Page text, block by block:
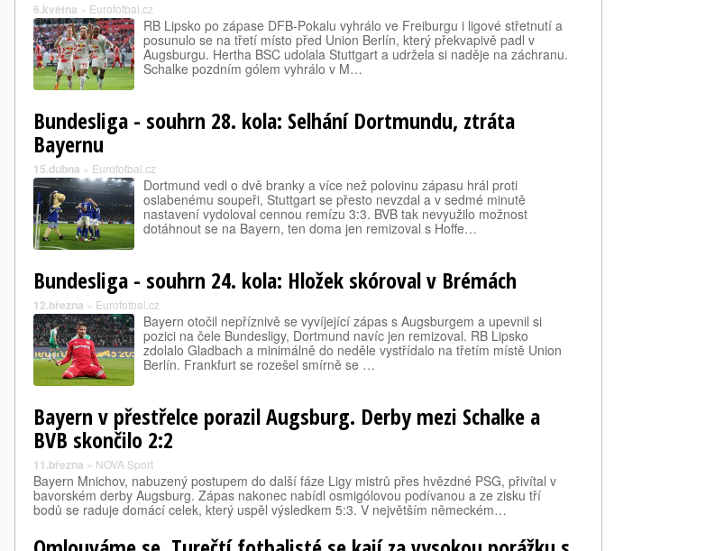
6.května » Eurofotbal.cz
RB Lipsko po zápase DFB-Pokalu vyhrálo ve Freiburgu i ligové střetnutí a
posunulo se na třetí místo před Union Berlín, který překvapivě padl v
Augsburgu. Hertha BSC udolala Stuttgart a udržela si naděje na záchranu.
Schalke pozdním gólem vyhrálo v M…
Bundesliga - souhrn 28. kola: Selhání Dortmundu, ztráta
Bayernu
15.dubna » Eurofotbal.cz
Dortmund vedl o dvě branky a více než polovinu zápasu hrál proti
oslabenému soupeři, Stuttgart se přesto nevzdal a v sedmé minutě
nastavení vydoloval cennou remízu 3:3. BVB tak nevyužilo možnost
dotáhnout se na Bayern, ten doma jen remizoval s Hoffe…
Bundesliga - souhrn 24. kola: Hložek skóroval v Brémách
12.března » Eurofotbal.cz
Bayern otočil nepříznivě se vyvíjející zápas s Augsburgem a upevnil si
pozici na čele Bundesligy, Dortmund navíc jen remizoval. RB Lipsko
zdolalo Gladbach a minimálně do neděle vystřídalo na třetím místě Union
Berlín. Frankfurt se rozešel smírně se …
Bayern v přestřelce porazil Augsburg. Derby mezi Schalke a
BVB skončilo 2:2
11.března » NOVA Sport
Bayern Mnichov, nabuzený postupem do další fáze Ligy mistrů přes hvězdné PSG, přivítal v
bavorském derby Augsburg. Zápas nakonec nabídl osmigólovou podívanou a ze zisku tří
bodů se raduje domácí celek, který uspěl výsledkem 5:3. V největším německém…